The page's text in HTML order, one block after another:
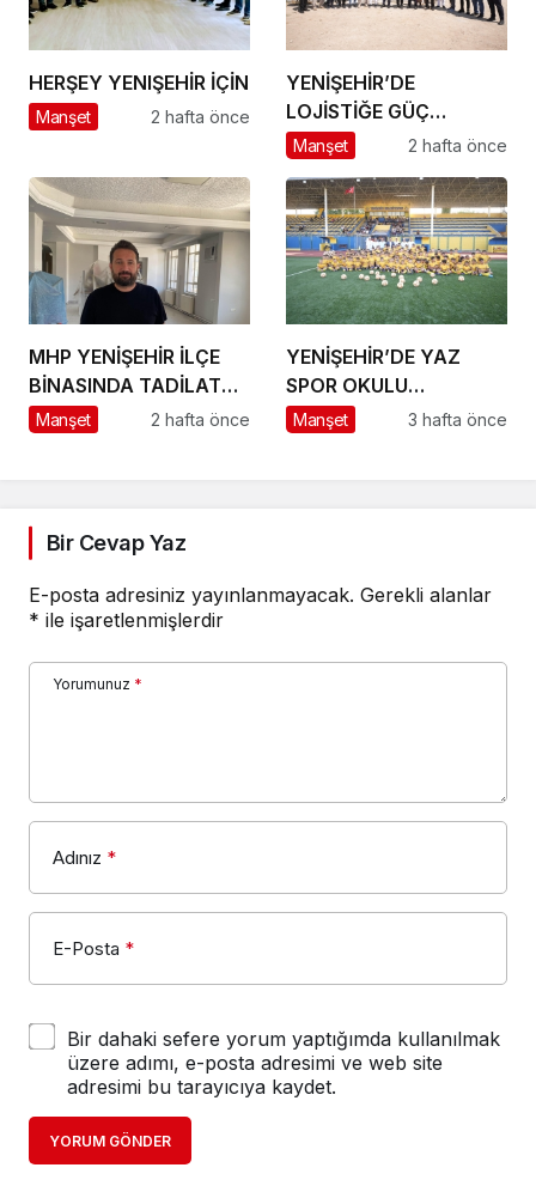
HERŞEY YENIŞEHİR İÇİN
Manşet 2 hafta önce
YENİŞEHİR’DE
LOJİSTİĞE GÜÇ
KATACAK ADIM
Manşet 2 hafta önce
MHP YENİŞEHİR İLÇE
BİNASINDA TADİLAT
BAŞLADI
Manşet 2 hafta önce
YENİŞEHİR’DE YAZ
SPOR OKULU
HEYECANI BAŞLADI
Manşet 3 hafta önce
Bir Cevap Yaz
E-posta adresiniz yayınlanmayacak. Gerekli alanlar
* ile işaretlenmişlerdir
Yorumunuz *
Adınız *
E-Posta *
Bir dahaki sefere yorum yaptığımda kullanılmak
üzere adımı, e-posta adresimi ve web site
adresimi bu tarayıcıya kaydet.
YORUM GÖNDER